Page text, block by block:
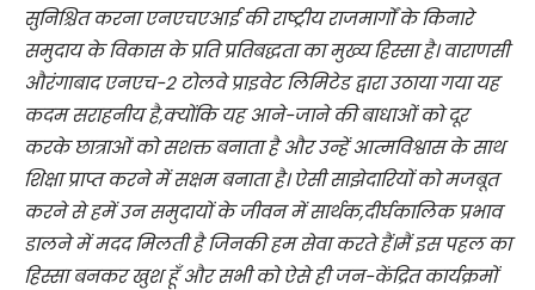
सुनिश्चित करना एनएचएआई की राष्ट्रीय राजमार्गों के किनारे
समुदाय के विकास के प्रति प्रतिबद्धता का मुख्य हिस्सा है। वाराणसी
औरंगाबाद एनएच-2 टोलवे प्राइवेट लिमिटेड द्वारा उठाया गया यह
कदम सराहनीय है,क्योंकि यह आने-जाने की बाधाओं को दूर
करके छात्राओं को सशक्त बनाता है और उन्हें आत्मविश्वास के साथ
शिक्षा प्राप्त करने में सक्षम बनाता है। ऐसी साझेदारियों को मजबूत
करने से हमें उन समुदायों के जीवन में सार्थक,दीर्घकालिक प्रभाव
डालने में मदद मिलती है जिनकी हम सेवा करते हैं।मैं इस पहल का
हिस्सा बनकर खुश हूँ और सभी को ऐसे ही जन-केंद्रित कार्यक्रमों